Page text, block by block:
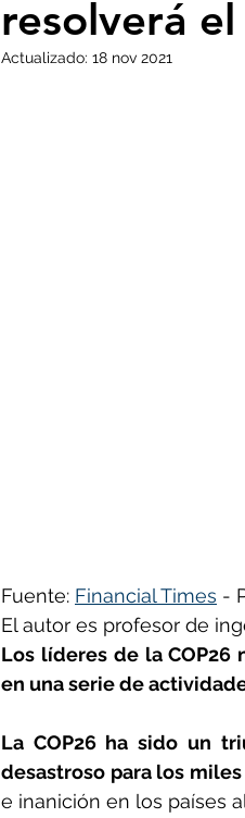
resolverá
Actualizado: 18 nov 2021
Fuente: Financial Times -
El autor es profesor de
Los líderes de la
en una serie de
La COP26 ha sido un
desastroso para los
e inanición en los países